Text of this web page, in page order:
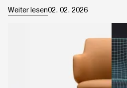
Weiter lesen02. 02. 2026